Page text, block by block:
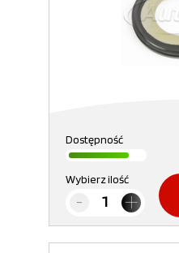
Dostępność
Wybierz ilość